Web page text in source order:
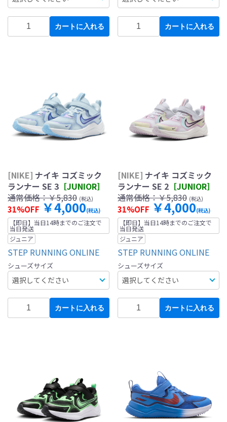
カートに入れる カートに入れる
[NIKE] ナイキ コズミック
ランナー SE 3 ［JUNIOR］
通常価格：￥5,830 (税込)
31%OFF ￥4,000(税込)
【即日】当日14時までのご注文で
当日発送
ジュニア
STEP RUNNING ONLINE
シューズサイズ
カートに入れる
[NIKE] ナイキ コズミック
ランナー SE 2 ［JUNIOR］
通常価格：￥5,830 (税込)
31%OFF ￥4,000(税込)
【即日】当日14時までのご注文で
当日発送
ジュニア
STEP RUNNING ONLINE
シューズサイズ
カートに入れる